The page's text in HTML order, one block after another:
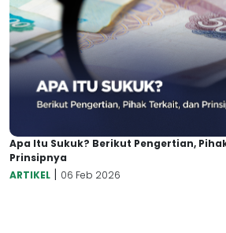
Apa Itu Sukuk? Berikut Pengertian,
Prinsipnya
ARTIKEL | 06 Feb 2026